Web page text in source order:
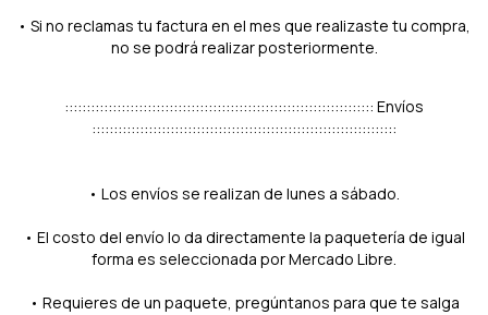
• Si no reclamas tu factura en el mes que realizaste tu compra,
no se podrá realizar posteriormente.
::::::::::::::::::::::::::::::::::::::::::::::::::::::::::::::::::::::: Envíos
::::::::::::::::::::::::::::::::::::::::::::::::::::::::::::::::::::::
• Los envíos se realizan de lunes a sábado.
• El costo del envío lo da directamente la paquetería de igual
forma es seleccionada por Mercado Libre.
• Requieres de un paquete, pregúntanos para que te salga